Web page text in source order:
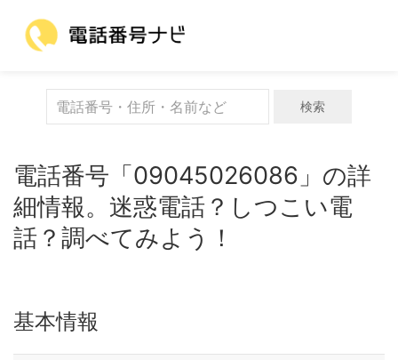
検索
電話番号「09045026086」の詳
細情報。迷惑電話？しつこい電
話？調べてみよう！
基本情報